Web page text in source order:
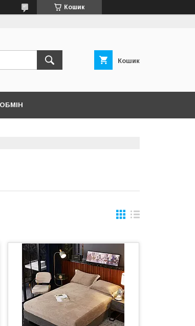
Кошик
Кошик